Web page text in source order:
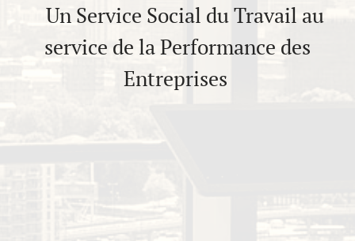
Un Service Social du Travail au
service de la Performance des
Entreprises